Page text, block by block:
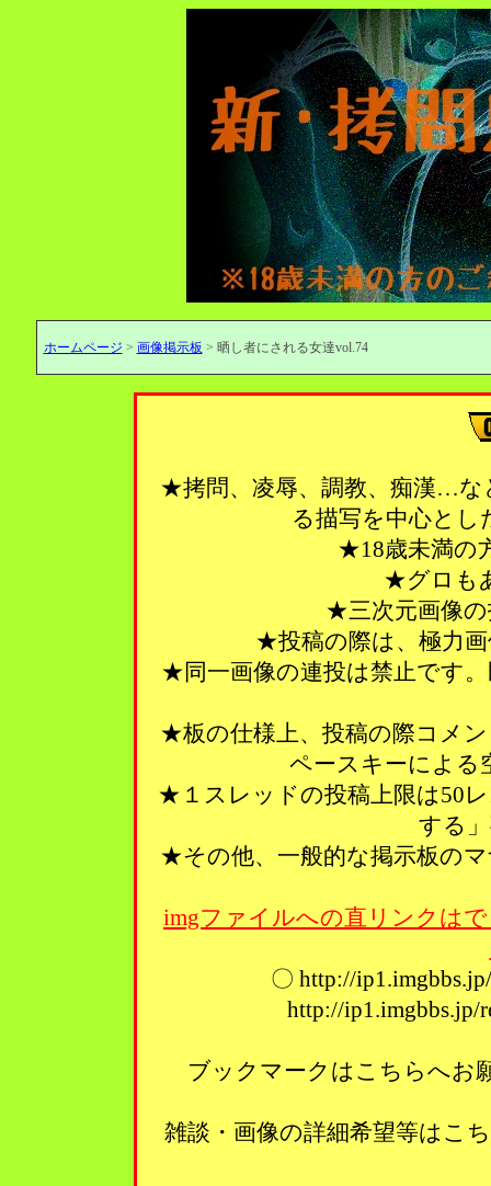
ホームページ > 画像掲示板 > 晒し者にされる女達vol.74
★拷問、凌辱、調教、痴漢…な
る描写を中心とし
★18歳未満の
★グロも
★三次元画像
★投稿の際は、極力
★同一画像の連投は禁止です
★板の仕様上、投稿の際コメ
ペースキーによる
★１スレッドの投稿上限は50
する
★その他、一般的な掲示板の
imgファイルへの直リンクは
〇 http://
http://
ブックマークはこちらへ
雑談・画像の詳細希望等は